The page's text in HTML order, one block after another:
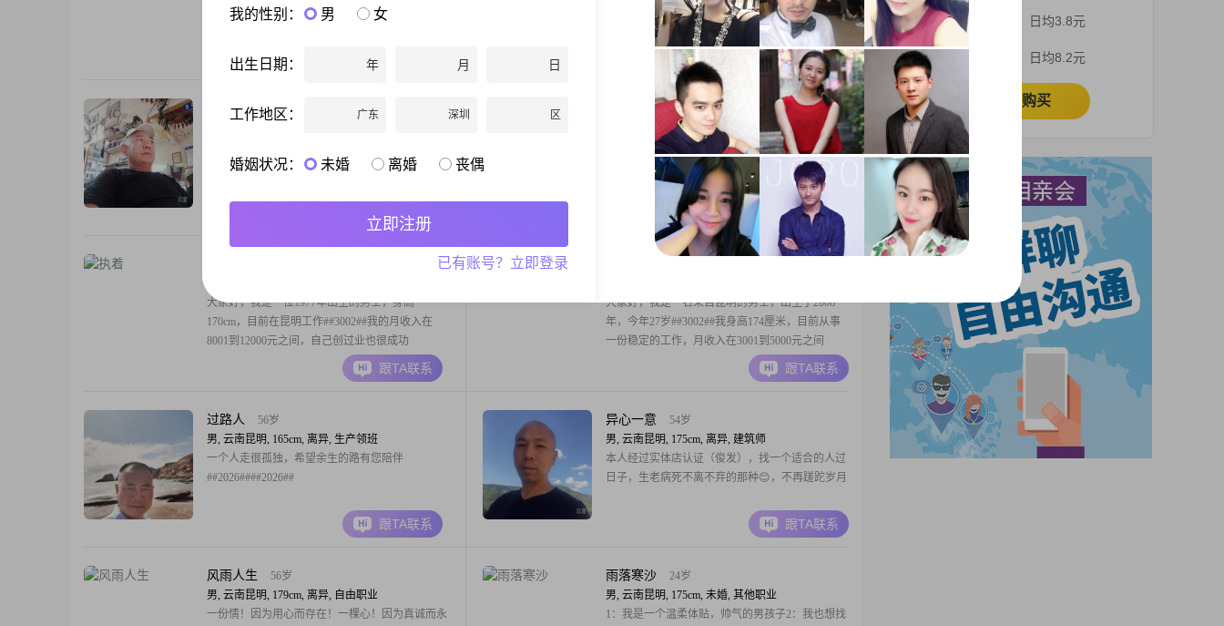
175cm，目前在昆明工作，月收入在12001到20000
我自认为稳重可靠，乐观积极##3002##生活中，我
好看的电影，或者是一次
年，身高175cm##3002##目前我的月收入在8001到
12000元之间，虽然学历是高中及以下，但我一直
在努力提升自己##3002##我性格幽默风趣，成熟稳
重，总是能给人带来轻松愉快的氛围##3002##在生
活中，我非常注重自我提升，喜欢规划未来，对事
业有着执着的追求，
跟TA联系
找个走心的告别单
了不浪费老家天然资源，二四年结束了打工生涯回
一个适应农村生活的老伴！不需要优秀的，但需要
合适的，这茫茫人海，也不知道谁合适谁，如果，
哪位美女觉得合适你自己也可以主动和我联系哦。
（省外的就别联系了，特别干传销那类别来骚扰，
跟TA联系
阳光真挚的心
45岁
男, 云南昆明, 175cm, 离异, 建筑/房地产
大家好，我是一位来自永州的男士，出生于1981
年，身高175cm##3002##我的月收入在8001到12000
元之间，学历为大专##3002##我性格乐观积极，总
是以积极的态度面对生活中的各种挑战##3002##在
生活中，我特别注重家庭，认为家庭是最重要的支
柱##3002##我有很多爱好，喜欢看电影，尤其是科
跟TA联系
大家好，我是一位1977年出生的男士，身高
170cm，目前在昆明工作##3002##我的月收入在
8001到12000元之间，自己创过业也很成功
##3001##只是遇上一段糟糕的婚姻##3001##想找个
真心过日子的伴侣一起从先再来##3002##我对待事
##3001##身心健康#
跟TA联系
大家好，我是一名来自昆明的男士，出生于2006
年，今年27岁##3002##我身高174厘米，目前从事
一份稳定的工作，月收入在3001到5000元之间
##3002##虽然我的学历是中专，但我一直在努力提
升自己，争取在职业道路上更进一步##3002##我性
一件事都做到最好##3
跟TA联系
过路人
56岁
男, 云南昆明, 165cm, 离异, 生产领班
一个人走很孤独，希望余生的路有您陪伴
##2026####2026##
跟TA联系
异心一意
54岁
男, 云南昆明, 175cm, 离异, 建筑师
本人经过实体店认证（俊发），找一个适合的人过
日子，生老病死不离不弃的那种😊，不再蹉跎岁月
跟TA联系
风雨人生
56岁
男, 云南昆明, 179cm, 离异, 自由职业
一份情！因为用心而存在！一棵心！因为真诚而永
雨落寒沙
24岁
男, 云南昆明, 175cm, 未婚, 其他职业
1：我是一个温柔体贴，帅气的男孩子2：我也想找
日均3.8元
日均8.2元
立即购买
我的性别： 男 女
出生日期： 年 月 日
工作地区： 广东 深圳 区
婚姻状况： 未婚 离婚 丧偶
立即注册
已有账号？立即登录